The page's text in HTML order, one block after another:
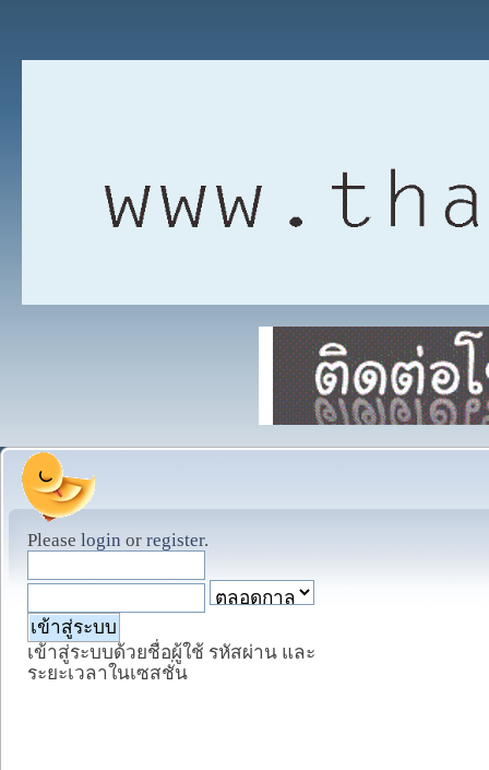
Please login or register.
เข้าสู่ระบบด้วยชื่อผู้ใช้ รหัสผ่าน และ
ระยะเวลาในเซสชั่น